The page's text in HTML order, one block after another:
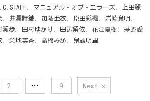
, マニュアル・オブ・エラーズ,
上田麗
, 井澤詩織, 加隈亜衣, 原田彩楓, 岩崎良明,
瀬歩, 田村ゆかり , 田辺留依, 花江夏樹, 茅野愛
, 菊地美香, 高橋みか, 鬼頭明里
2 … 9 Next »